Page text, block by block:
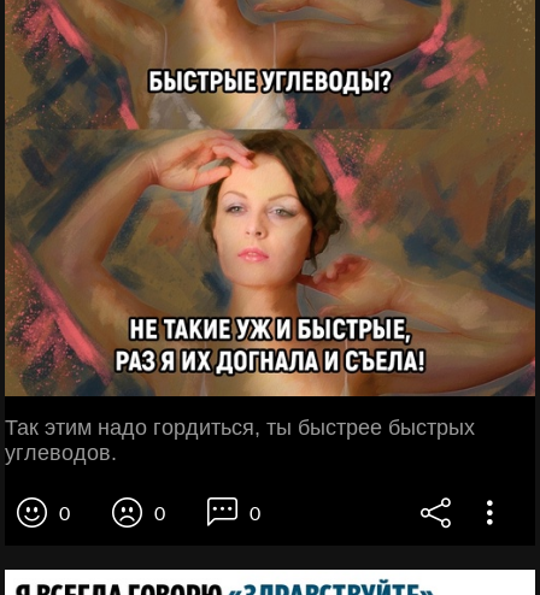
Так этим надо гордиться, ты быстрее быстрых
углеводов.
0 0 0